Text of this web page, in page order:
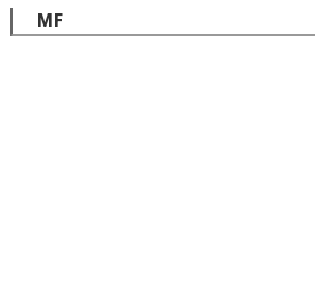
MF